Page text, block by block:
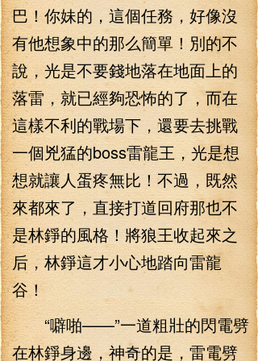
巴！你妹的，這個任務，好像沒
有他想象中的那么簡單！別的不
說，光是不要錢地落在地面上的
落雷，就已經夠恐怖的了，而在
這樣不利的戰場下，還要去挑戰
一個兇猛的boss雷龍王，光是想
想就讓人蛋疼無比！不過，既然
來都來了，直接打道回府那也不
是林錚的風格！將狼王收起來之
后，林錚這才小心地踏向雷龍
谷！
“噼啪——”一道粗壯的閃電劈
在林錚身邊，神奇的是，雷電劈